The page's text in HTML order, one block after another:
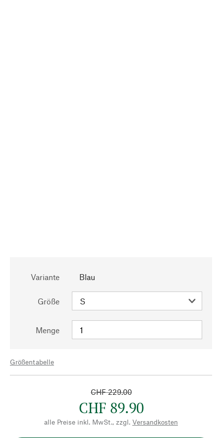
Variante Blau
Größe
Menge
Größentabelle
CHF 229.00
CHF 89.90
alle Preise inkl. MwSt., zzgl. Versandkosten